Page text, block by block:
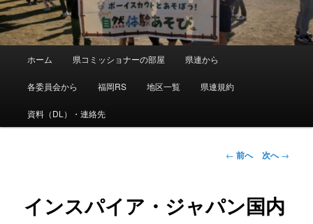
ュ
ホーム 県コミッショナーの部屋 県連から
各委員会から 福岡RS 地区一覧 県連規約
資料（DL）・連絡先
投
ビ
ゲ
← 前へ 次へ→
インスパイア・ジャパン国内